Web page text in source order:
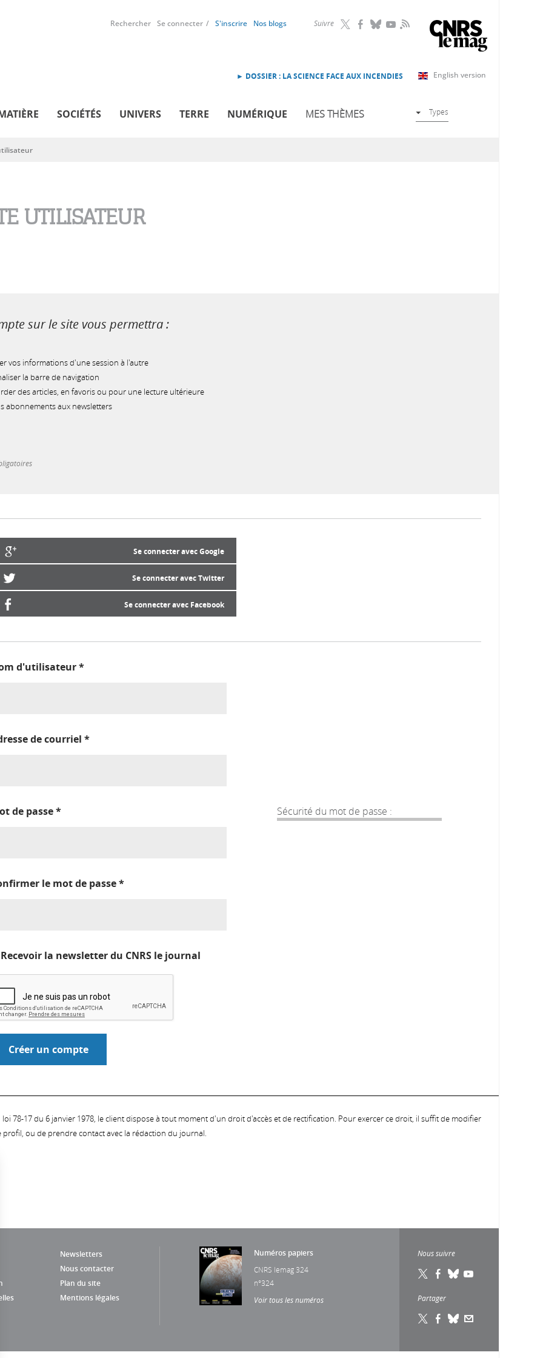
Suivre RSS
Rechercher Se connecter S'inscrire Nos blogs
English version
► DOSSIER : LA SCIENCE FACE AUX INCENDIES
SOCIÉTÉS UNIVERS TERRE NUMÉRIQUE MES THÈMES Types
UTILISATEUR
sur le site vous permettra :
vos informations d'une session à l'autre
la barre de navigation
des articles, en favoris ou pour une lecture ultérieure
abonnements aux newsletters
Se connecter avec Google
Se connecter avec Twitter
Se connecter avec Facebook
d'utilisateur*
de courriel *
Sécurité du mot de passe :
de passe*
le mot de passe*
Recevoir la newsletter du CNRS le journal
78-17 du 6 janvier 1978, le client dispose à tout moment d'un droit d'accès et de rectification. Pour exercer ce droit, il suffit de modifier
ou de prendre contact avec la rédaction du journal.
Newsletters
Nous contacter
Plan du site
Mentions légales
Numéros papiers
CNRS lemag 324
n°324
Voir tous les numéros
Nous suivre
Partager